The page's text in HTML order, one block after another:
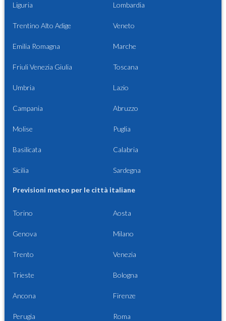
Liguria Lombardia
Trentino Alto Adige Veneto
Emilia Romagna Marche
Friuli Venezia Giulia Toscana
Umbria Lazio
Campania Abruzzo
Molise Puglia
Basilicata Calabria
Sicilia Sardegna
Previsioni meteo per le città italiane
Torino Aosta
Genova Milano
Trento Venezia
Trieste Bologna
Ancona Firenze
Perugia Roma